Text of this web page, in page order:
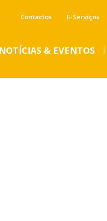
Contactos E-Serviços
NOTÍCIAS & EVENTOS